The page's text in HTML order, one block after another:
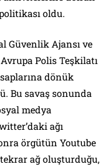
oldu.
Güvenlik Ajansı ve
Polis Teşkilatı
dönük
Bu savaş sonunda
medya
ağı
örgütün Youtube
ağ oluşturduğu,